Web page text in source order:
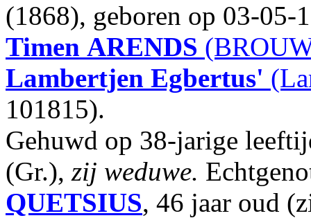
(1868), geboren op 03-05-
Timen ARENDS
Lambertjen Egbertus'
101815).
Gehuwd op 38-jarige
(Gr.), zij weduwe.
QUETSIUS, 46 jaar oud